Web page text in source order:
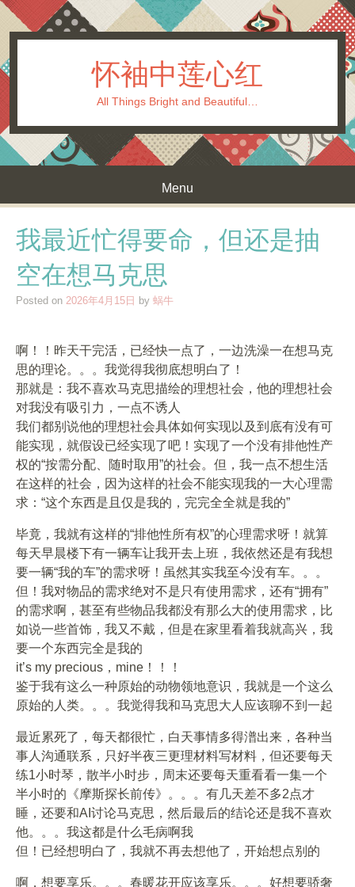
怀袖中莲心红
All Things Bright and Beautiful…
Menu
我最近忙得要命，但还是抽
空在想马克思
Posted on 2026年4月15日 by 蜗牛
啊！！昨天干完活，已经快一点了，一边洗澡一在想马克
思的理论。。。我觉得我彻底想明白了！
那就是：我不喜欢马克思描绘的理想社会，他的理想社会
对我没有吸引力，一点不诱人
我们都别说他的理想社会具体如何实现以及到底有没有可
能实现，就假设已经实现了吧！实现了一个没有排他性产
权的“按需分配、随时取用”的社会。但，我一点不想生活
在这样的社会，因为这样的社会不能实现我的一大心理需
求：“这个东西是且仅是我的，完完全全就是我的”
毕竟，我就有这样的“排他性所有权”的心理需求呀！就算
每天早晨楼下有一辆车让我开去上班，我依然还是有我想
要一辆“我的车”的需求呀！虽然其实我至今没有车。。。
但！我对物品的需求绝对不是只有使用需求，还有“拥有”
的需求啊，甚至有些物品我都没有那么大的使用需求，比
如说一些首饰，我又不戴，但是在家里看着我就高兴，我
要一个东西完全是我的
it’s my precious，mine！！！
鉴于我有这么一种原始的动物领地意识，我就是一个这么
原始的人类。。。我觉得我和马克思大人应该聊不到一起
最近累死了，每天都很忙，白天事情多得潽出来，各种当
事人沟通联系，只好半夜三更理材料写材料，但还要每天
练1小时琴，散半小时步，周末还要每天重看看一集一个
半小时的《摩斯探长前传》。。。有几天差不多2点才
睡，还要和AI讨论马克思，然后最后的结论还是我不喜欢
他。。。我这都是什么毛病啊我
但！已经想明白了，我就不再去想他了，开始想点别的
啊，想要享乐。。。春暖花开应该享乐。。。好想要骄奢